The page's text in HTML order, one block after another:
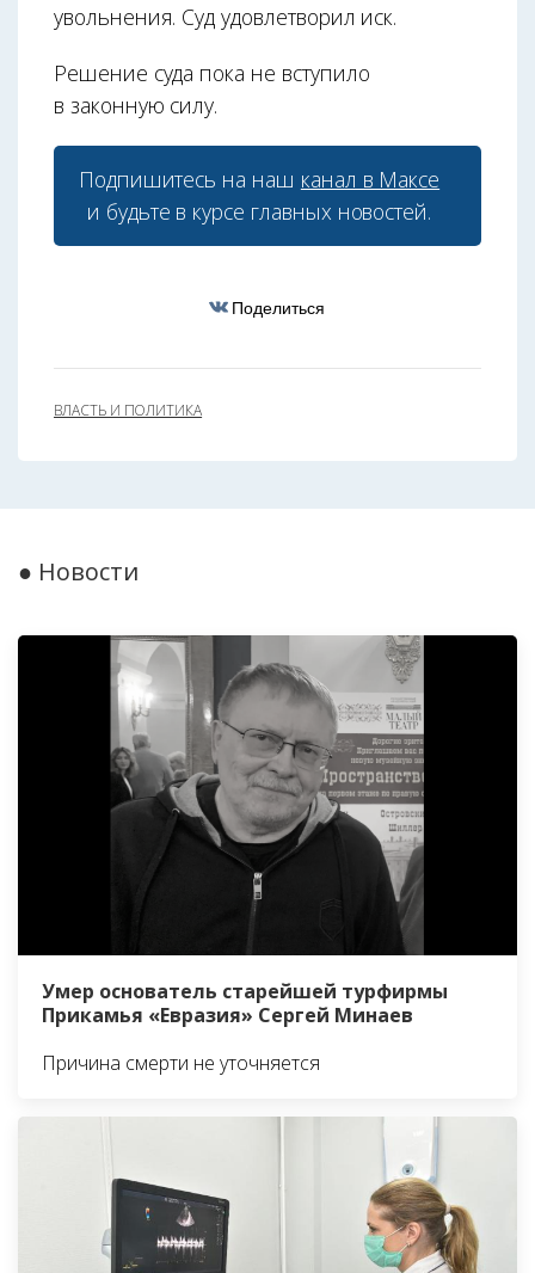
увольнения. Суд удовлетворил иск.
Решение суда пока не вступило
в законную силу.
Подпишитесь на наш канал в Максе
и будьте в курсе главных новостей.
Поделиться
ВЛАСТЬ И ПОЛИТИКА
● Новости
Умер основатель старейшей турфирмы
Прикамья «Евразия» Сергей Минаев
Причина смерти не уточняется